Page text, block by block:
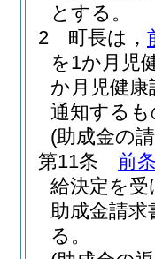
とする。
2
町長は，
を1か月児
か月児健康
通知する
(助成金の
第11条
前
給決定を
助成金請求
る。